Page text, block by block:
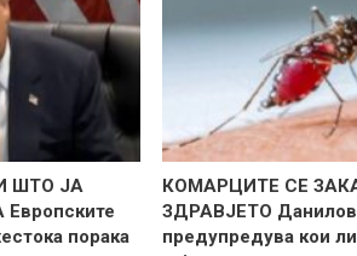
ШТО ЈА
порака
КОМАРЦИТЕ СЕ
ЗДРАВЈЕТО
предупредува кои